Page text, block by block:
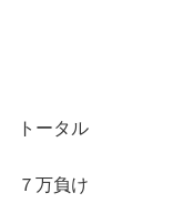
トータル
７万負け